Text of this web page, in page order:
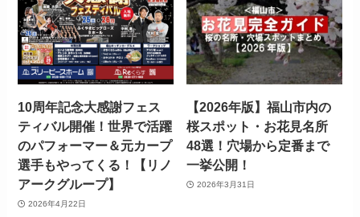
10周年記念大感謝フェス
ティバル開催！世界で活躍
のパフォーマー＆元カープ
選手もやってくる！【リノ
アークグループ】
2026年4月22日
【2026年版】福山市内の
桜スポット・お花見名所
48選！穴場から定番まで
一挙公開！
2026年3月31日